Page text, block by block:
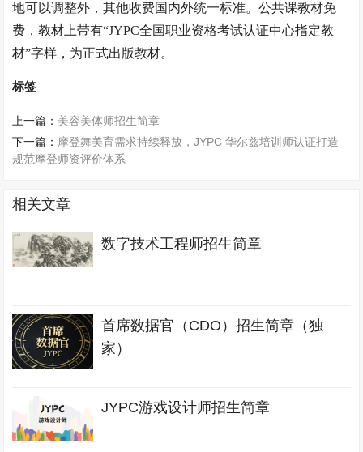
地可以调整外，其他收费国内外统一标准。公共课教材免
费，教材上带有“JYPC全国职业资格考试认证中心指定教
材”字样，为正式出版教材。
标签
上一篇： 美容美体师招生简章
下一篇： 摩登舞美育需求持续释放，JYPC 华尔兹培训师认证打造
规范摩登师资评价体系
相关文章
数字技术工程师招生简章
首席数据官（CDO）招生简章（独
家）
JYPC游戏设计师招生简章